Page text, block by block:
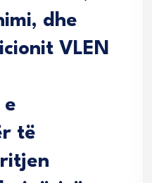
dhe
VLEN
e
të